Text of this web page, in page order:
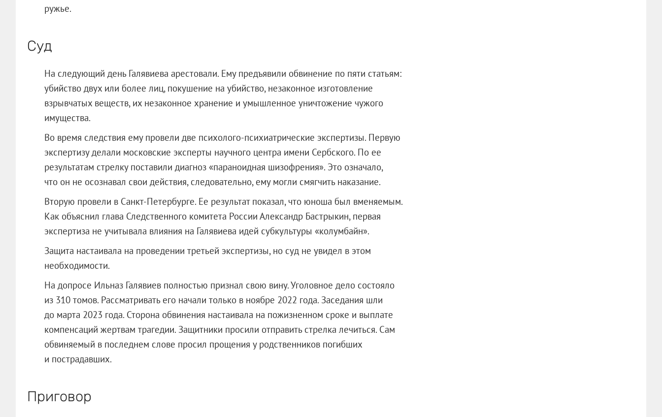
ружье.
Суд
На следующий день Галявиева арестовали. Ему предъявили обвинение по пяти статьям:
убийство двух или более лиц, покушение на убийство, незаконное изготовление
взрывчатых веществ, их незаконное хранение и умышленное уничтожение чужого
имущества.
Во время следствия ему провели две психолого-психиатрические экспертизы. Первую
экспертизу делали московские эксперты научного центра имени Сербского. По ее
результатам стрелку поставили диагноз «параноидная шизофрения». Это означало,
что он не осознавал свои действия, следовательно, ему могли смягчить наказание.
Вторую провели в Санкт-Петербурге. Ее результат показал, что юноша был вменяемым.
Как объяснил глава Следственного комитета России Александр Бастрыкин, первая
экспертиза не учитывала влияния на Галявиева идей субкультуры «колумбайн».
Защита настаивала на проведении третьей экспертизы, но суд не увидел в этом
необходимости.
На допросе Ильназ Галявиев полностью признал свою вину. Уголовное дело состояло
из 310 томов. Рассматривать его начали только в ноябре 2022 года. Заседания шли
до марта 2023 года. Сторона обвинения настаивала на пожизненном сроке и выплате
компенсаций жертвам трагедии. Защитники просили отправить стрелка лечиться. Сам
обвиняемый в последнем слове просил прощения у родственников погибших
и пострадавших.
Приговор